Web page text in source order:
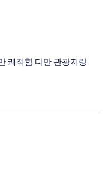
쾌적함 다만 관광지랑